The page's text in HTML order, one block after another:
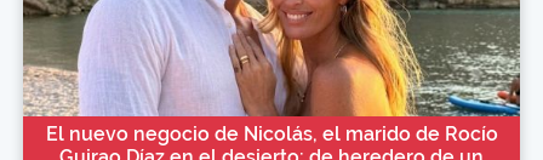
El nuevo negocio de Nicolás, el marido de Rocío